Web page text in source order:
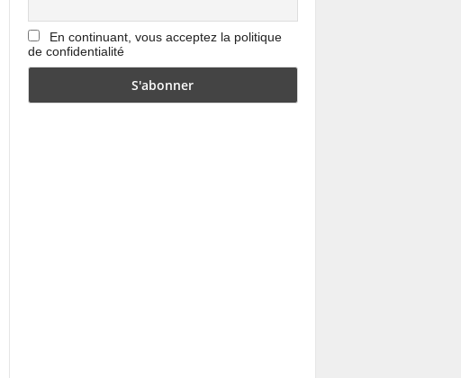
En continuant, vous acceptez la politique
de confidentialité